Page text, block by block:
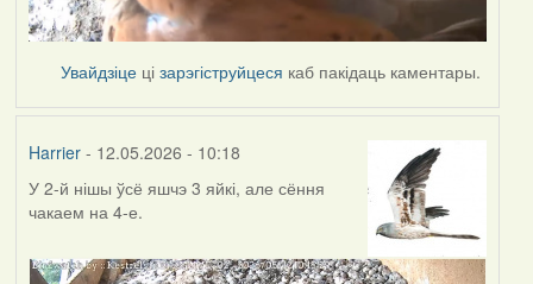
Увайдзіце цізарэгіструйцеся каб пакідаць каментары.
Harrier- 12.05.2026 - 10:18
У 2-й нішы ўсё яшчэ 3 яйкі, але сёння
чакаем на 4-е.